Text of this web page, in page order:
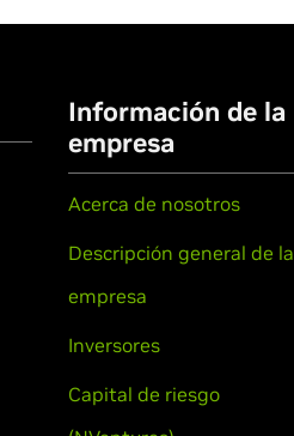
Información de la
empresa
Acerca de nosotros
Descripción general de la
empresa
Inversores
Capital de riesgo